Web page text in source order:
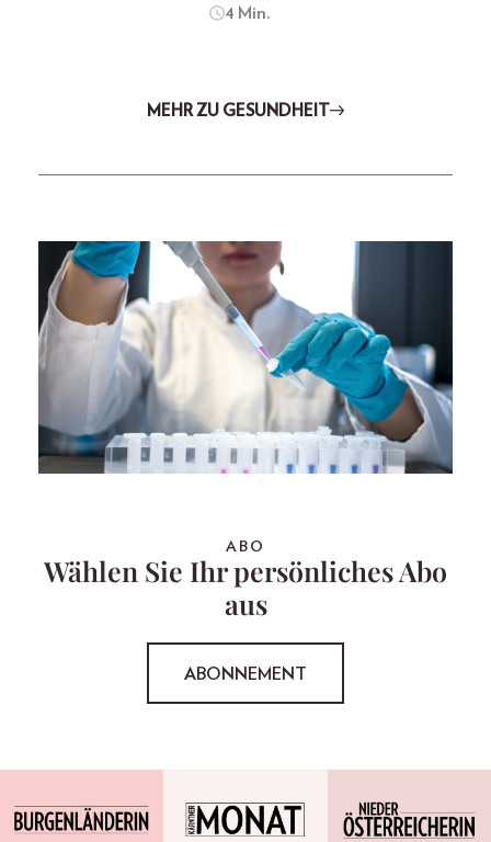
4 Min.
MEHR ZU GESUNDHEIT
ABO
Wählen Sie Ihr persönliches Abo
aus
ABONNEMENT